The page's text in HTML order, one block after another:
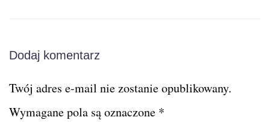
Dodaj komentarz
Twój adres e-mail nie zostanie opublikowany.
Wymagane pola są oznaczone *